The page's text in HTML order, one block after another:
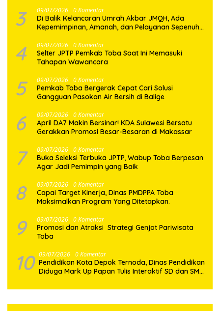
3 09/07/2026 0 Komentar
Di Balik Kelancaran Umrah Akbar JMQH, Ada
Kepemimpinan, Amanah, dan Pelayanan Sepenuh
4 09/07/2026 0 Komentar
Selter JPTP Pemkab Toba Saat Ini Memasuki
Tahapan Wawancara
5 09/07/2026 0 Komentar
Pemkab Toba Bergerak Cepat Cari Solusi
Gangguan Pasokan Air Bersih di Balige
6 09/07/2026 0 Komentar
April DA7 Makin Bersinar! KDA Sulawesi Bersatu
Gerakkan Promosi Besar-Besaran di Makassar
7 09/07/2026 0 Komentar
Buka Seleksi Terbuka JPTP, Wabup Toba Berpesan
Agar Jadi Pemimpin yang Baik
8 09/07/2026 0 Komentar
Capai Target Kinerja, Dinas PMDPPA Toba
Maksimalkan Program Yang Ditetapkan.
9 09/07/2026 0 Komentar
Promosi dan Atraksi Strategi Genjot Pariwisata
Toba
10 09/07/2026 0 Komentar
Pendidikan Kota Depok Ternoda, Dinas Pendidikan
Diduga Mark Up Papan Tulis Interaktif SD dan SMP